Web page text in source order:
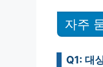
자주
Q1: 대